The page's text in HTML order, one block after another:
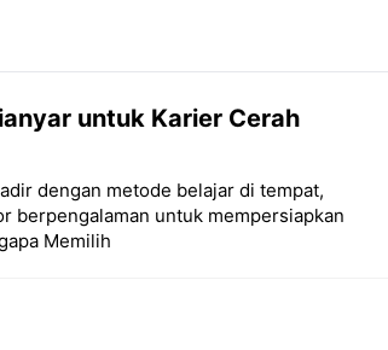
untuk Karier Cerah
dengan metode belajar di tempat,
berpengalaman untuk mempersiapkan
Memilih